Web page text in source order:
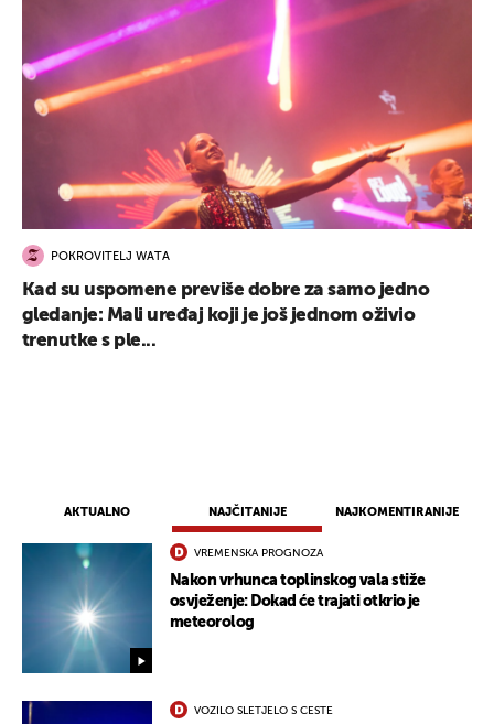
AKTUALNO NAJČITANIJE NAJKOMENTIRANIJE
VREMENSKA PROGNOZA
Nakon vrhunca toplinskog vala stiže
osvježenje: Dokad će trajati otkrio je
meteorolog
VOZILO SLETJELO S CESTE
POKROVITELJ WATA
Kad su uspomene previše dobre za samo jedno
gledanje: Mali uređaj koji je još jednom oživio
trenutke s ple...